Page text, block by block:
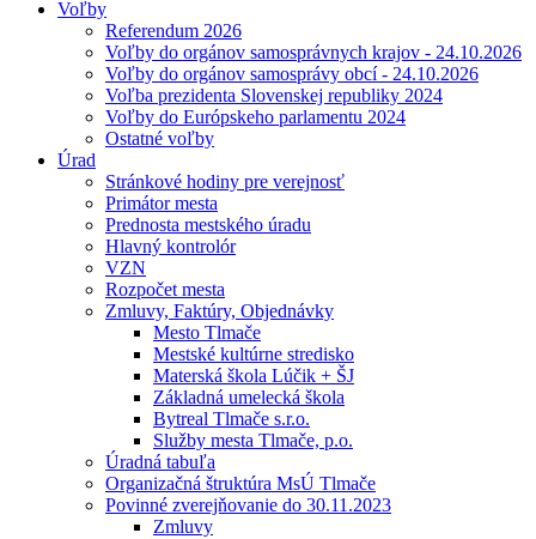
Voľby
Referendum 2026
Voľby do orgánov samosprávnych krajov - 24.10.2026
Voľby do orgánov samosprávy obcí - 24.10.2026
Voľba prezidenta Slovenskej republiky 2024
Voľby do Európskeho parlamentu 2024
Ostatné voľby
Úrad
Stránkové hodiny pre verejnosť
Primátor mesta
Prednosta mestského úradu
Hlavný kontrolór
VZN
Rozpočet mesta
Zmluvy, Faktúry, Objednávky
Mesto Tlmače
Mestské kultúrne stredisko
Materská škola Lúčik + ŠJ
Základná umelecká škola
Bytreal Tlmače s.r.o.
Služby mesta Tlmače, p.o.
Úradná tabuľa
Organizačná štruktúra MsÚ Tlmače
Povinné zverejňovanie do 30.11.2023
Zmluvy